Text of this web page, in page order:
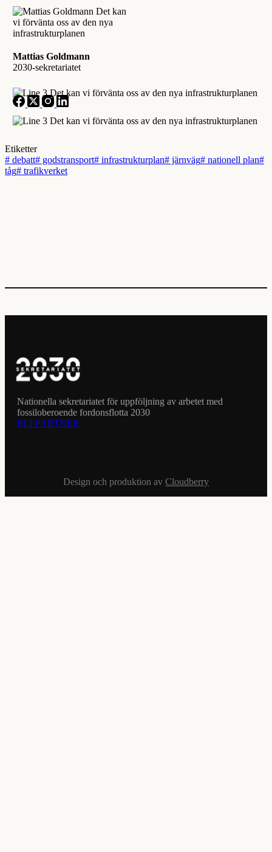
Mattias Goldmann
2030-sekretariatet
Etiketter
# debatt# godstransport# infrastrukturplan# järnväg# nationell plan#
tåg# trafikverket
Nationella sekretariatet för uppföljning av arbetet med
fossiloberoende fordonsflotta 2030
BLI PARTNER
Design och produktion av Cloudberry